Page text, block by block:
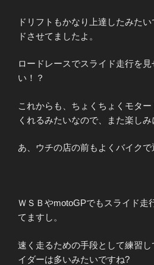
ドリフトもかなり上達したみた
ドさせてましたよ。
ロードレースでスライド走行を
い！？
これからも、ちょくちょくモタ
くれるみたいなので、また楽しみ
あ、ウチの店の前もよくバイクで
ＷＳＢやmotoGPでもスライド走
てますし。
速く走るための手段として練習
イダーは多いみたいですね?